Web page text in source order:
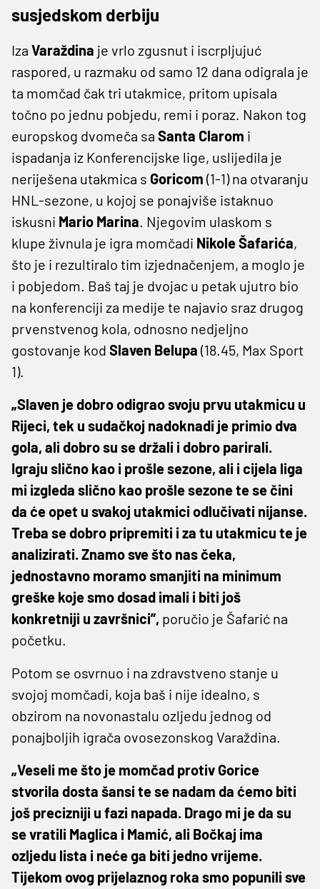
susjedskom derbiju
Iza Varaždina je vrlo zgusnut i iscrpljujuć
raspored, u razmaku od samo 12 dana odigrala je
ta momčad čak tri utakmice, pritom upisala
točno po jednu pobjedu, remi i poraz. Nakon tog
europskog dvomeča sa Santa Clarom i
ispadanja iz Konferencijske lige, uslijedila je
neriješena utakmica s Goricom (1-1) na otvaranju
HNL-sezone, u kojoj se ponajviše istaknuo
iskusni Mario Marina. Njegovim ulaskom s
klupe živnula je igra momčadi Nikole Šafarića,
što je i rezultiralo tim izjednačenjem, a moglo je
i pobjedom. Baš taj je dvojac u petak ujutro bio
na konferenciji za medije te najavio sraz drugog
prvenstvenog kola, odnosno nedjeljno
gostovanje kod Slaven Belupa (18.45, Max Sport
1).
„Slaven je dobro odigrao svoju prvu utakmicu u
Rijeci, tek u sudačkoj nadoknadi je primio dva
gola, ali dobro su se držali i dobro parirali.
Igraju slično kao i prošle sezone, ali i cijela liga
mi izgleda slično kao prošle sezone te se čini
da će opet u svakoj utakmici odlučivati nijanse.
Treba se dobro pripremiti i za tu utakmicu te je
analizirati. Znamo sve što nas čeka,
jednostavno moramo smanjiti na minimum
greške koje smo dosad imali i biti još
konkretniji u završnici”, poručio je Šafarić na
početku.
Potom se osvrnuo i na zdravstveno stanje u
svojoj momčadi, koja baš i nije idealno, s
obzirom na novonastalu ozljedu jednog od
ponajboljih igrača ovosezonskog Varaždina.
„Veseli me što je momčad protiv Gorice
stvorila dosta šansi te se nadam da ćemo biti
još precizniji u fazi napada. Drago mi je da su
se vratili Maglica i Mamić, ali Bočkaj ima
ozljedu lista i neće ga biti jedno vrijeme.
Tijekom ovog prijelaznog roka smo popunili sve